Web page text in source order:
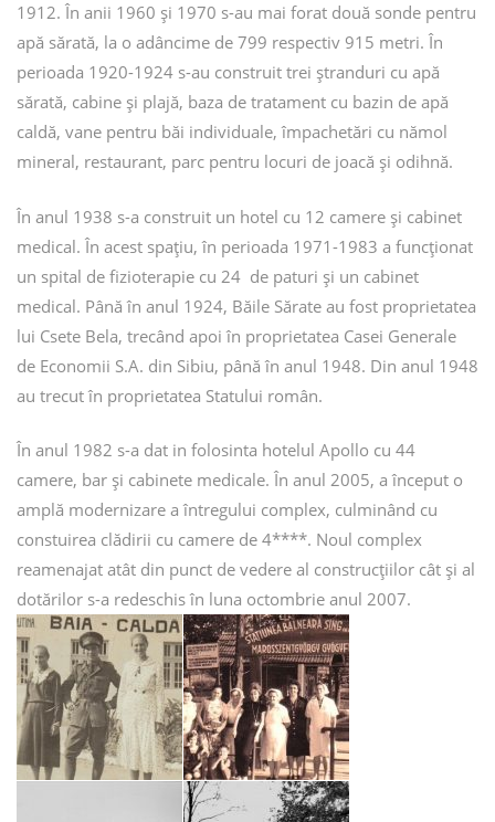
1912. În anii 1960 și 1970 s-au mai forat două sonde pentru
apă sărată, la o adâncime de 799 respectiv 915 metri. În
perioada 1920-1924 s-au construit trei ștranduri cu apă
sărată, cabine și plajă, baza de tratament cu bazin de apă
caldă, vane pentru băi individuale, împachetări cu nămol
mineral, restaurant, parc pentru locuri de joacă și odihnă.
În anul 1938 s-a construit un hotel cu 12 camere și cabinet
medical. În acest spațiu, în perioada 1971-1983 a funcționat
un spital de fizioterapie cu 24 de paturi și un cabinet
medical. Până în anul 1924, Băile Sărate au fost proprietatea
lui Csete Bela, trecând apoi în proprietatea Casei Generale
de Economii S.A. din Sibiu, până în anul 1948. Din anul 1948
au trecut în proprietatea Statului român.
În anul 1982 s-a dat in folosinta hotelul Apollo cu 44
camere, bar și cabinete medicale. În anul 2005, a început o
amplă modernizare a întregului complex, culminând cu
constuirea clădirii cu camere de 4****. Noul complex
reamenajat atât din punct de vedere al construcțiilor cât și al
dotărilor s-a redeschis în luna octombrie anul 2007.